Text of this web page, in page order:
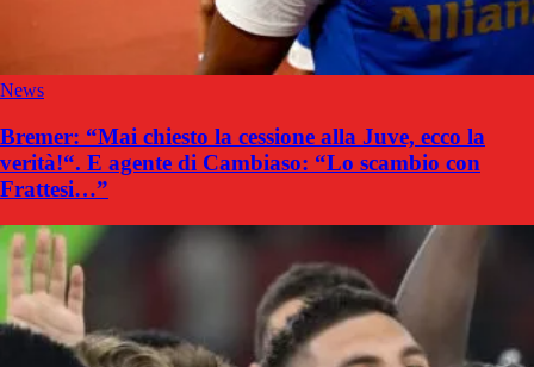
News
Bremer: “Mai chiesto la cessione alla Juve, ecco la
verità!“. E agente di Cambiaso: “Lo scambio con
Frattesi…”